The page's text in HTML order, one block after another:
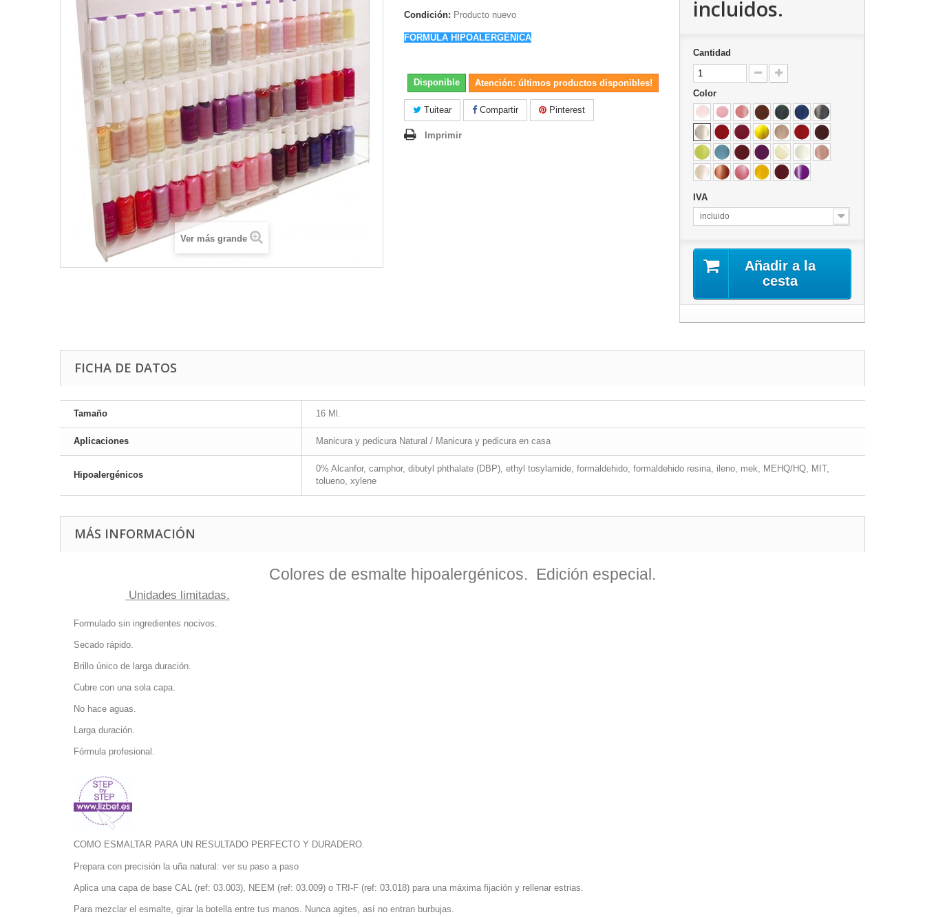
Ver más grande
Condición: Producto nuevo
FORMULA HIPOALERGÉNICA
Disponible Atención: últimos productos disponibles!
Tuitear Compartir Pinterest
Imprimir
incluidos.
Cantidad
Color
IVA
incluido
Añadir a la
cesta
FICHA DE DATOS
Tamaño 16 Ml.
Aplicaciones Manicura y pedicura Natural / Manicura y pedicura en casa
Hipoalergénicos
0% Alcanfor, camphor, dibutyl phthalate (DBP), ethyl tosylamide, formaldehido, formaldehido resina, ileno, mek, MEHQ/HQ, MIT,
tolueno, xylene
MÁS INFORMACIÓN
Colores de esmalte hipoalergénicos. Edición especial.
Unidades limitadas.
Formulado sin ingredientes nocivos.
Secado rápido.
Brillo único de larga duración.
Cubre con una sola capa.
No hace aguas.
Larga duración.
Fórmula profesional.
COMO ESMALTAR PARA UN RESULTADO PERFECTO Y DURADERO.
Prepara con precisión la uña natural: ver su paso a paso
Aplica una capa de base CAL (ref: 03.003), NEEM (ref: 03.009) o TRI-F (ref: 03.018) para una máxima fijación y rellenar estrias.
Para mezclar el esmalte, girar la botella entre tus manos. Nunca agites, así no entran burbujas.